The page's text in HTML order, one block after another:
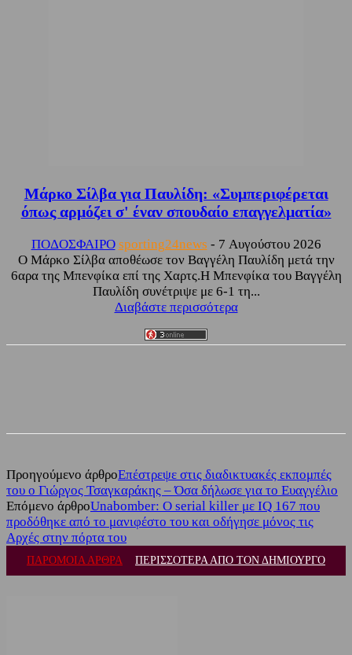
Μάρκο Σίλβα για Παυλίδη: «Συμπεριφέρεται
όπως αρμόζει σ' έναν σπουδαίο επαγγελματία»
ΠΟΔΟΣΦΑΙΡΟ sporting24news - 7 Αυγούστου 2026
Ο Μάρκο Σίλβα αποθέωσε τον Βαγγέλη Παυλίδη μετά την
6αρα της Μπενφίκα επί της Χαρτς.Η Μπενφίκα του Βαγγέλη
Παυλίδη συνέτριψε με 6-1 τη...
Διαβάστε περισσότερα
Προηγούμενο άρθροΕπέστρεψε στις διαδικτυακές εκπομπές
του ο Γιώργος Τσαγκαράκης – Όσα δήλωσε για το Ευαγγέλιο
Επόμενο άρθροUnabomber: Ο serial killer με IQ 167 που
προδόθηκε από το μανιφέστο του και οδήγησε μόνος τις
Αρχές στην πόρτα του
ΠΑΡΟΜΟΙΑ ΑΡΘΡΑ ΠΕΡΙΣΣΟΤΕΡΑ ΑΠΟ ΤΟΝ ΔΗΜΙΟΥΡΓΟ